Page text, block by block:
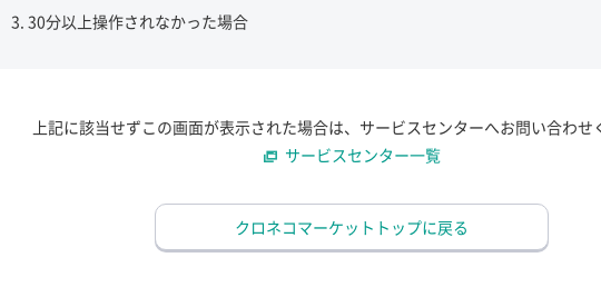
30分以上操作されなかった場合
上記に該当せずこの画面が表示された場合は、サービスセンターへお問い合わせ
サービスセンター一覧
クロネコマーケットトップに戻る